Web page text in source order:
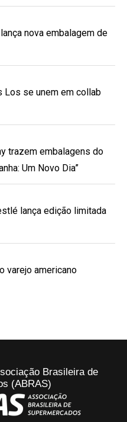
nova embalagem de
Los se unem em collab
trazem embalagens do
Um Novo Dia”
lança edição limitada
varejo americano
Brasileira de
(ABRAS)